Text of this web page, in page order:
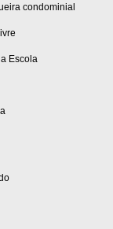
condominial
Escola